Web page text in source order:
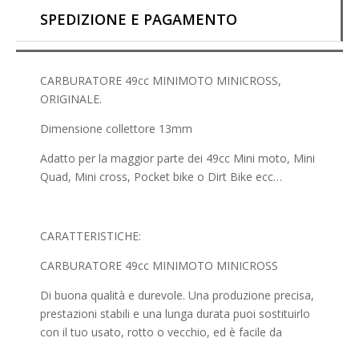
SPEDIZIONE E PAGAMENTO
CARBURATORE 49cc MINIMOTO MINICROSS,
ORIGINALE.
Dimensione collettore 13mm
Adatto per la maggior parte dei 49cc Mini moto, Mini
Quad, Mini cross, Pocket bike o Dirt Bike ecc…
CARATTERISTICHE:
CARBURATORE 49cc MINIMOTO MINICROSS
Di buona qualità e durevole. Una produzione precisa,
prestazioni stabili e una lunga durata puoi sostituirlo
con il tuo usato, rotto o vecchio, ed è facile da